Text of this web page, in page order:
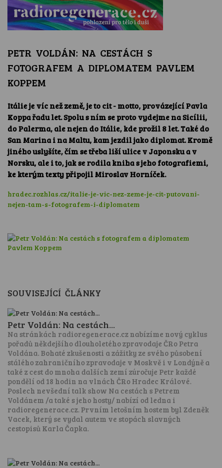
PETR VOLDÁN: NA CESTÁCH S
FOTOGRAFEM A DIPLOMATEM PAVLEM
KOPPEM
Itálie je víc než země, je to cit - motto, provázející Pavla
Koppa řadu let. Spolu s ním se proto vydejme na Sicílii,
do Palerma, ale nejen do Itálie, kde prožil 8 let. Také do
San Marina i na Maltu, kam jezdil jako diplomat. Kromě
jiného uslyšíte, čím se třeba liší ulice v Japonsku a v
Norsku, ale i to, jak se rodila kniha s jeho fotografiemi,
ke kterým texty připojil Miroslav Horníček.
hradec.rozhlas.cz/italie-je-vic-nez-zeme-je-cit-putovani-
nejen-tam-s-fotografem-i-diplomatem
SOUVISEJÍCÍ ČLÁNKY
Petr Voldán: Na cestách...
Na stránkách radioregenerace.cz nabízíme nový cyklus
pořadů někdejšího dlouholetého zpravodaje ČRo Petra
Voldána. Bohaté zkušenosti a zážitky ze svého působení
stálého zahraničního zpravodaje v Moskvě i v Londýně a
také z cest do mnoha dalších zemí zúročuje Petr každé
pondělí od 18 hodin na vlnách ČRo Hradec Králové.
Poslech nevšední talk show Na cestách s Petrem
Voldánem /a také s jeho hosty/ nabízí od ledna i
radioregenerace.cz. Prvním letošním hostem byl Zdeněk
Vacek, který se vydal autem ve stopách slavných
cestopisů Karla Čapka.